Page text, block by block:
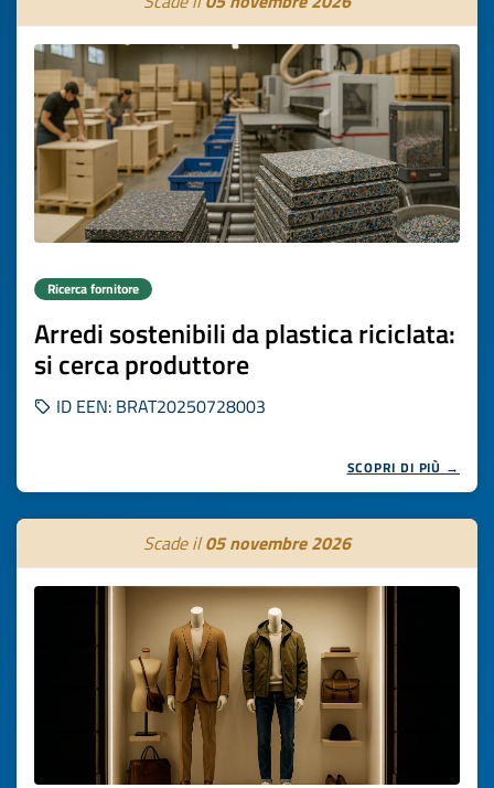
Ricerca fornitore
Arredi sostenibili da plastica riciclata:
si cerca produttore
ID EEN: BRAT20250728003
SCOPRI DI PIÙ →
Scade il05 novembre 2026